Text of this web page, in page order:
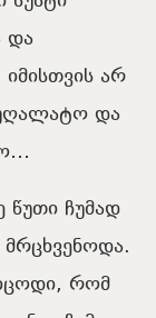
და
არ
და
წუთი ჩუმად
რომ